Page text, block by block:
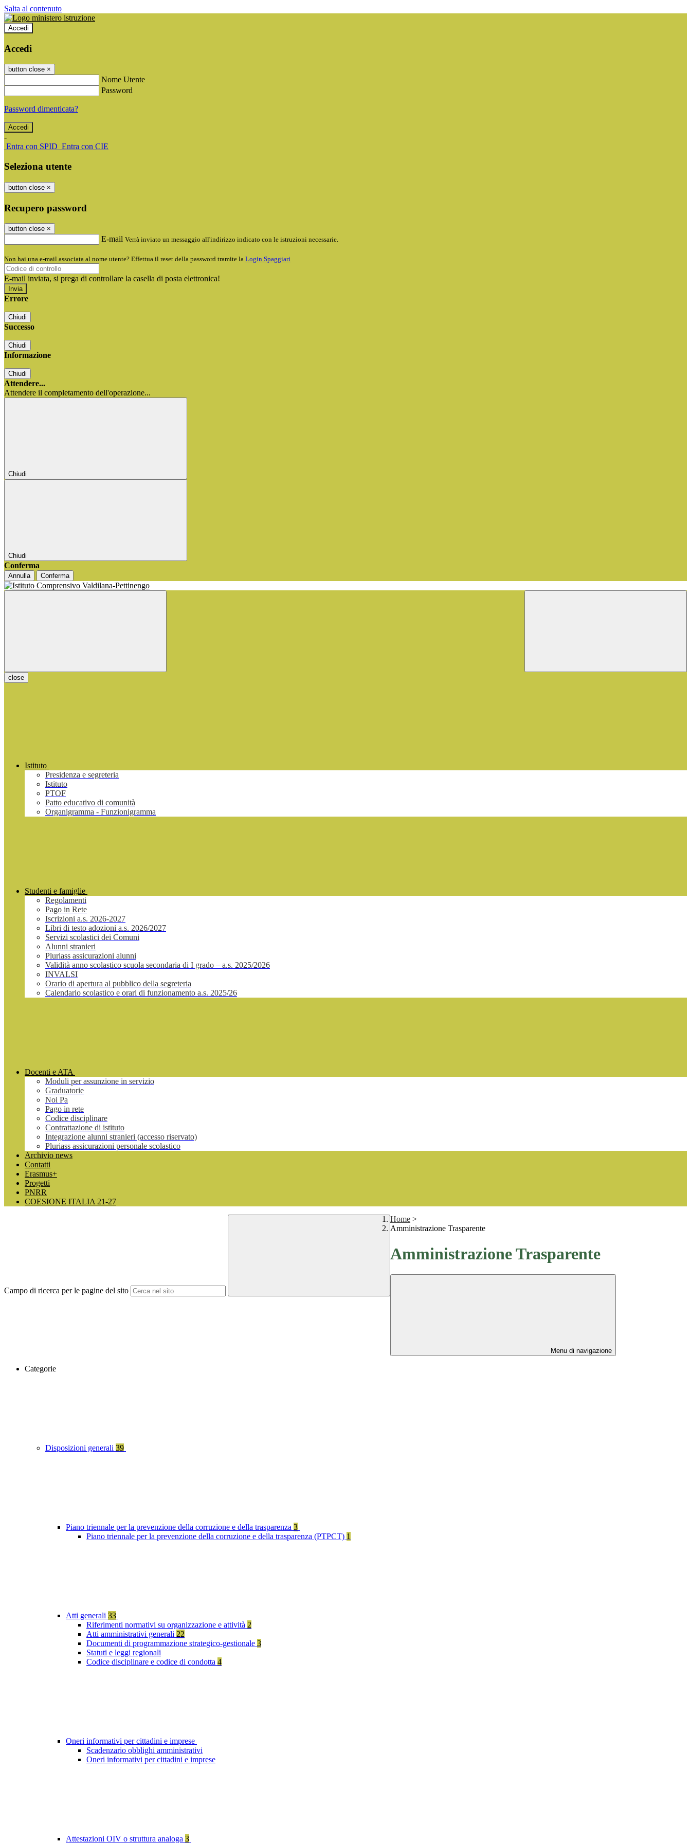
Salta al contenuto
Accedi
Accedi
button close ×
Nome Utente
Password
Password dimenticata?
-
Entra con SPID Entra con CIE
Seleziona utente
button close ×
Recupero password
button close ×
E-mail Verrà inviato un messaggio all'indirizzo indicato con le istruzioni necessarie.
Non hai una e-mail associata al nome utente? Effettua il reset della password tramite la Login Spaggiari
E-mail inviata, si prega di controllare la casella di posta elettronica!
Errore
Chiudi
Successo
Chiudi
Informazione
Chiudi
Attendere...
Attendere il completamento dell'operazione...
Chiudi
Chiudi
Conferma
Annulla Conferma
close
Istituto
Presidenza e segreteria
Istituto
PTOF
Patto educativo di comunità
Organigramma - Funzionigramma
Studenti e famiglie
Regolamenti
Pago in Rete
Iscrizioni a.s. 2026-2027
Libri di testo adozioni a.s. 2026/2027
Servizi scolastici dei Comuni
Alunni stranieri
Pluriass assicurazioni alunni
Validità anno scolastico scuola secondaria di I grado – a.s. 2025/2026
INVALSI
Orario di apertura al pubblico della segreteria
Calendario scolastico e orari di funzionamento a.s. 2025/26
Docenti e ATA
Moduli per assunzione in servizio
Graduatorie
Noi Pa
Pago in rete
Codice disciplinare
Contrattazione di istituto
Integrazione alunni stranieri (accesso riservato)
Pluriass assicurazioni personale scolastico
Archivio news
Contatti
Erasmus+
Progetti
PNRR
COESIONE ITALIA 21-27
Campo di ricerca per le pagine del sito
Home >
Amministrazione Trasparente
Amministrazione Trasparente
Menu di navigazione
Categorie
Disposizioni generali 39
Piano triennale per la prevenzione della corruzione e della trasparenza 3
Piano triennale per la prevenzione della corruzione e della trasparenza (PTPCT) 1
Atti generali 33
Riferimenti normativi su organizzazione e attività 2
Atti amministrativi generali 22
Documenti di programmazione strategico-gestionale 3
Statuti e leggi regionali
Codice disciplinare e codice di condotta 4
Oneri informativi per cittadini e imprese
Scadenzario obblighi amministrativi
Oneri informativi per cittadini e imprese
Attestazioni OIV o struttura analoga 3